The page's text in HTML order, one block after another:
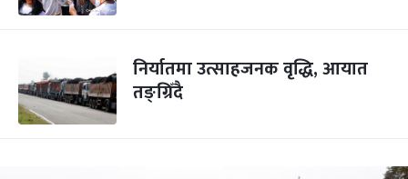
निर्यातमा उत्साहजनक वृद्धि, आयात
तङ्ग्रिँदै